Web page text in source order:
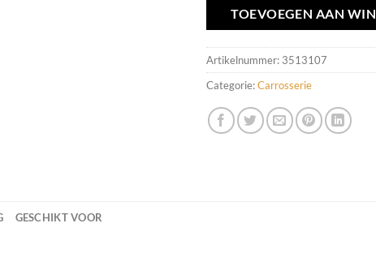
TOEVOEGEN AAN
Artikelnummer: 3513107
Categorie:Carrosserie
GESCHIKT VOOR